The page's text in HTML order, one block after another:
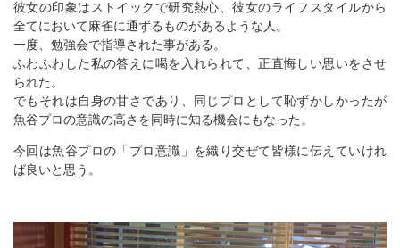
彼女の印象はストイックで研究熱心、彼女のライフスタイルから
全てにおいて麻雀に通ずるものがあるような人。
一度、勉強会で指導された事がある。
ふわふわした私の答えに喝を入れられて、正直悔しい思いをさせ
られた。
でもそれは自身の甘さであり、同じプロとして恥ずかしかったが
魚谷プロの意識の高さを同時に知る機会にもなった。
今回は魚谷プロの「プロ意識」を織り交ぜて皆様に伝えていけれ
ば良いと思う。